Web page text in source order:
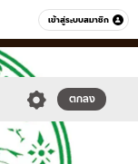
เข้าสู่ระบบสมาชิก
หมวดอื่นๆ
ตกลง